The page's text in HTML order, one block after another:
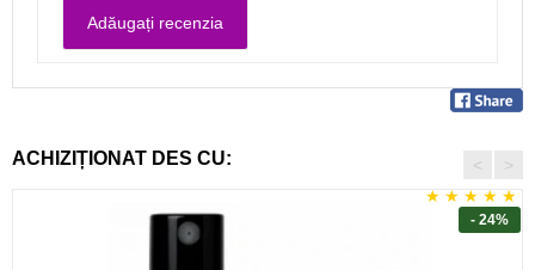
ACHIZIȚIONAT DES CU:
- 24%
< >